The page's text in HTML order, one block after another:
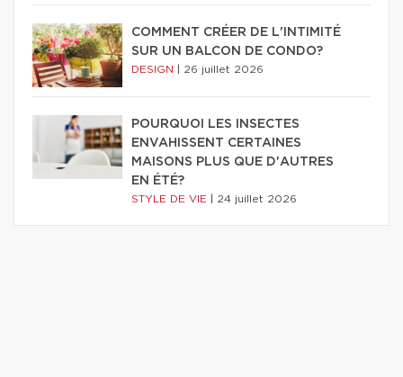
COMMENT CRÉER DE L'INTIMITÉ
SUR UN BALCON DE CONDO?
DESIGN 26 juillet 2026
POURQUOI LES INSECTES
ENVAHISSENT CERTAINES
MAISONS PLUS QUE D'AUTRES
EN ÉTÉ?
STYLE DE VIE 24 juillet 2026